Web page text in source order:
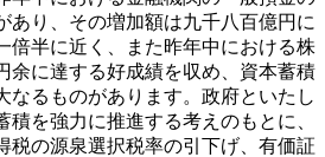
あり、その増加額は九千八百億円に
倍半に近く、また昨年中における株
余に達する好成績を収め、資本蓄積
なるものがあります。政府といたし
積を強力に推進する考えのもとに、
税の源泉選択税率の引下げ、有価証